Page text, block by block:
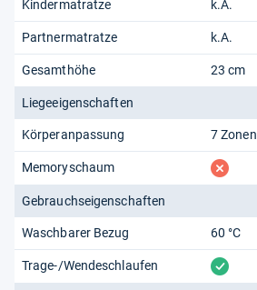
Kindermatratze k.A.
Partnermatratze k.A.
Gesamthöhe 23 cm
Liegeeigenschaften
Körperanpassung 7 Zonen
Memoryschaum fehlt
Gebrauchseigenschaften
Waschbarer Bezug 60 °C
Trage-/Wendeschlaufen vorhanden